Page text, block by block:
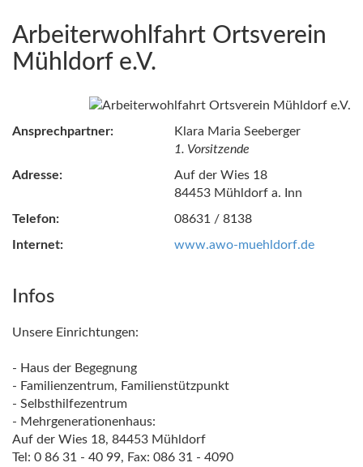
Arbeiterwohlfahrt Ortsverein
Mühldorf e.V.
Ansprechpartner:
Klara Maria Seeberger
1. Vorsitzende
Adresse:
Auf der Wies 18
84453 Mühldorf a. Inn
Telefon:
08631 / 8138
Internet:
www.awo-muehldorf.de
Infos
Unsere Einrichtungen:
- Haus der Begegnung
- Familienzentrum, Familienstützpunkt
- Selbsthilfezentrum
- Mehrgenerationenhaus:
Auf der Wies 18, 84453 Mühldorf
Tel: 0 86 31 - 40 99, Fax: 086 31 - 4090